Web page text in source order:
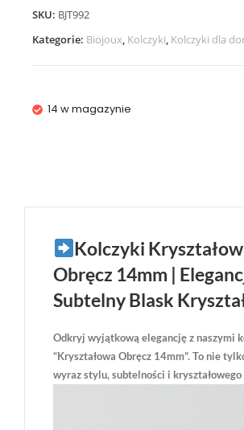
SKU: BJT992
Kategorie: Biojoux, Kolczyki, Kolczyki dla
14 w magazynie
Kolczyki
Obręcz 14mm |
Subtelny Blask
Odkryj wyjątkową elegancję z naszymi
“Kryształowa Obręcz 14mm”. To nie
wyraz stylu, subtelności i kryształowego